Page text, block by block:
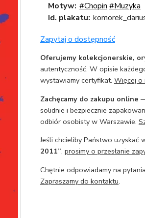
Motyw: #Chopin #Muzyka
Id. plakatu:
Zapytaj o dostępność
Oferujemy kolekcjonerskie,
autentyczność. W opisie
wystawiamy certyfikat. Więcej o
Zachęcamy do zakupu online
solidnie i bezpiecznie
odbiór osobisty w Warszawie.
Jeśli chcieliby Państwo uzyskać
2011”, prosimy o przesłanie
Chętnie odpowiadamy na
Zapraszamy do kontaktu.